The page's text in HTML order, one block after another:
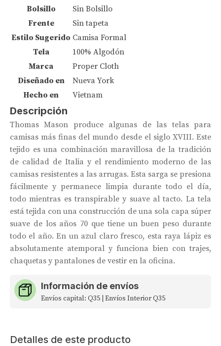
Bolsillo
Sin Bolsillo
Frente
Sin tapeta
Estilo Sugerido Camisa Formal
Tela
100% Algodón
Marca
Proper Cloth
Diseñado en
Nueva York
Hecho en
Vietnam
Descripción
Thomas Mason produce algunas de las telas para
camisas más finas del mundo desde el siglo XVIII. Este
tejido es una combinación maravillosa de la tradición
de calidad de Italia y el rendimiento moderno de las
camisas resistentes a las arrugas. Esta sarga se presiona
fácilmente y permanece limpia durante todo el día,
todo mientras es transpirable y suave al tacto. La tela
está tejida con una construcción de una sola capa súper
suave de los años 70 que tiene un buen peso durante
todo el año. En un azul claro fresco, esta raya lápiz es
absolutamente atemporal y funciona bien con trajes,
chaquetas y pantalones de vestir en la oficina.
Información de envíos
Envíos capital: Q35 | Envíos Interior Q35
Detalles de este producto